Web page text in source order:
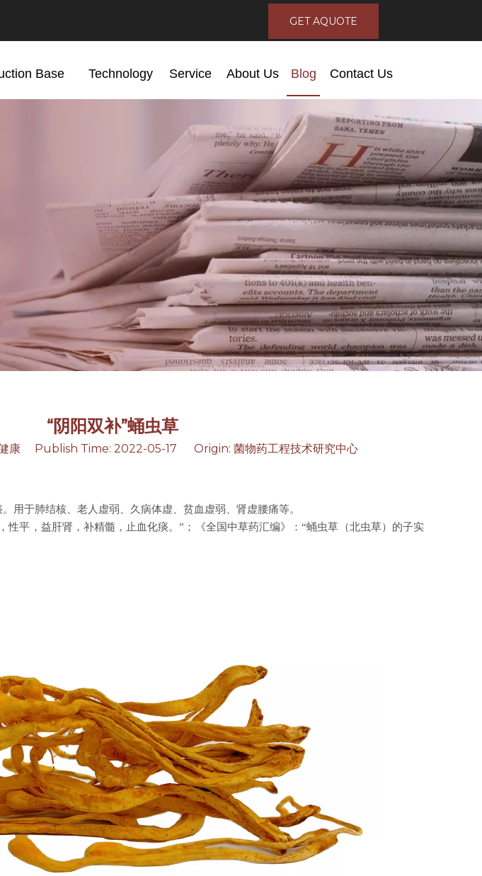
GET AQUOTE
Base Technology Service About Us Blog Contact Us
“阴阳双补”蛹虫草
康 Publish Time: 2022-05-17 Origin: 菌物药工程技术研究中心
用于肺结核、老人虚弱、久病体虚、贫血虚弱、肾虚腰痛等。
性平，益肝肾，补精髓，止血化痰。”；《全国中草药汇编》：“蛹虫草（北虫草）的子实